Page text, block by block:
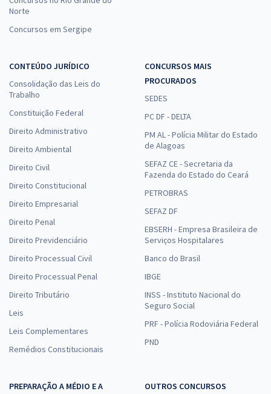
Norte
Concursos em Sergipe
CONTEÚDO JURÍDICO
Consolidação das Leis do
Trabalho
Constituição Federal
Direito Administrativo
Direito Ambiental
Direito Civil
Direito Constitucional
Direito Empresarial
Direito Penal
Direito Previdenciário
Direito Processual Civil
Direito Processual Penal
Direito Tributário
Leis
Leis Complementares
Remédios Constitucionais
CONCURSOS MAIS
PROCURADOS
SEDES
PC DF - DELTA
PM AL - Polícia Militar do Estado
de Alagoas
SEFAZ CE - Secretaria da
Fazenda do Estado do Ceará
PETROBRAS
SEFAZ DF
EBSERH - Empresa Brasileira de
Serviços Hospitalares
Banco do Brasil
IBGE
INSS - Instituto Nacional do
Seguro Social
PRF - Polícia Rodoviária Federal
PND
PREPARAÇÃO A MÉDIO E A
OUTROS CONCURSOS